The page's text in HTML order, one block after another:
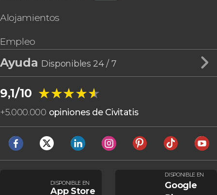
Alojamientos
Empleo
Ayuda Disponibles 24 / 7
9,1/10 ★★★★★
★★★★★
+5.000.000 opiniones de Civitatis
DISPONIBLE EN
App Store
DISPONIBLE EN
Google